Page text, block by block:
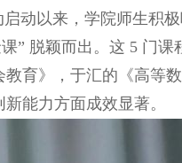
启动以来，学院师生积
” 脱颖而出。这 5 门
教育》，于汇的《高等
能力方面成效显著。